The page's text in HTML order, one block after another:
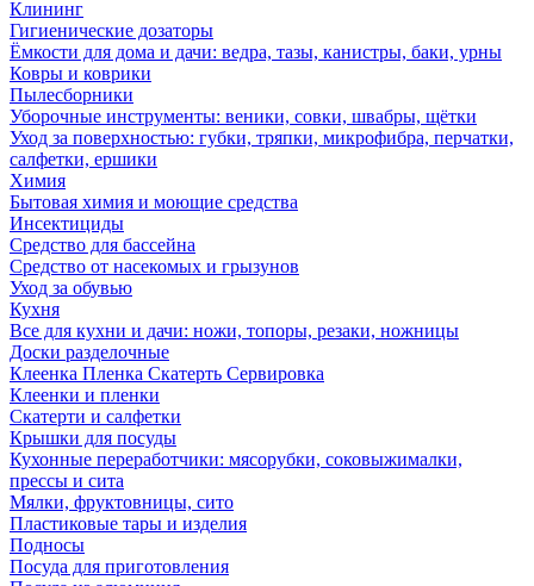
Клининг
Гигиенические дозаторы
Ёмкости для дома и дачи: ведра, тазы, канистры, баки, урны
Ковры и коврики
Пылесборники
Уборочные инструменты: веники, совки, швабры, щётки
Уход за поверхностью: губки, тряпки, микрофибра, перчатки,
салфетки, ершики
Химия
Бытовая химия и моющие средства
Инсектициды
Средство для бассейна
Средство от насекомых и грызунов
Уход за обувью
Кухня
Все для кухни и дачи: ножи, топоры, резаки, ножницы
Доски разделочные
Клеенка Пленка Скатерть Сервировка
Клеенки и пленки
Скатерти и салфетки
Крышки для посуды
Кухонные переработчики: мясорубки, соковыжималки,
прессы и сита
Мялки, фруктовницы, сито
Пластиковые тары и изделия
Подносы
Посуда для приготовления